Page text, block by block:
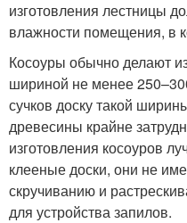
изготовления лестницы
влажности помещения, в
Косоуры обычно делают
шириной не менее
сучков доску такой
древесины крайне
изготовления косоуров
клееные доски, они не
скручиванию и
для устройства запилов.